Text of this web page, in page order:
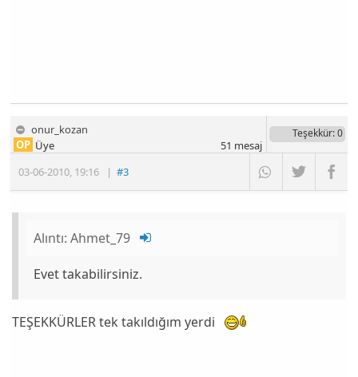
onur_kozan
03-06-2010, 19:16 |#3
OP Üye
Teşekkür: 0
51 mesaj
Alıntı:Ahmet_79
Evet takabilirsiniz.
TEŞEKKÜRLER tek takıldığım yerdi